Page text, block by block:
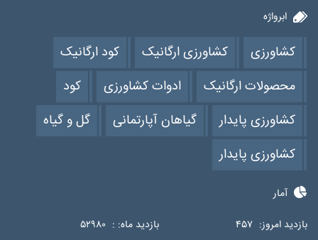
ابرواژه
کشاورزی کشاورزی ارگانیک
کود ارگانیک
محصولات ارگانیک
ادوات کشاورزی
کود
کشاورزی پایدار
گیاهان آپارتمانی
گل و گیاه
کشاورزی پایدار
آمار
بازدید امروز: ۴۵۷ بازدید ماه: : ۵۲۹۸۰